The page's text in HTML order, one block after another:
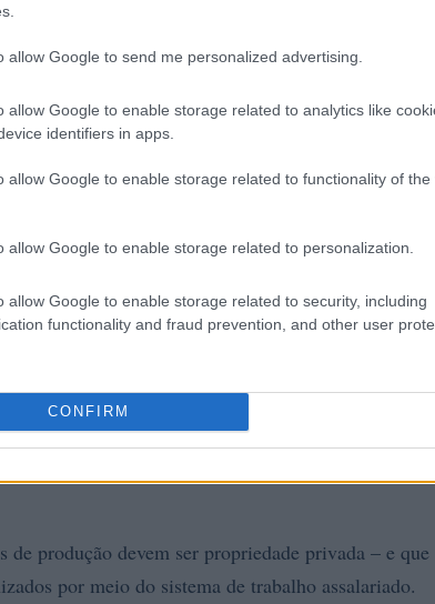
allow Google to send me personalized advertising.
allow Google to enable storage related to analytics like
identifiers in apps.
allow Google to enable storage related to functionality of the
allow Google to enable storage related to personalization.
allow Google to enable storage related to security, including
functionality and fraud prevention, and other user
CONFIRM
e a resolução de queixas, as agências
assumiriam o controle.
produção devem ser propriedade privada – e que
por meio do sistema de trabalho assalariado.